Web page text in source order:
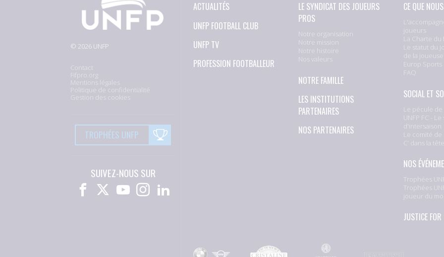
© 2026 UNFP
Contact
Fifpro.org
Mentions légales
Politique de confidentialité
Gestion des cookies
TROPHÉES UNFP
SUIVEZ-NOUS SUR
ACTUALITÉS
UNFP FOOTBALL CLUB
UNFP TV
PROFESSION FOOTBALLEUR
LE SYNDICAT DES JOUEURS
PROS
Notre organisation
Notre mission
Notre histoire
Nos valeurs
NOTRE FAMILLE
LES INSTITUTIONS
PARTENAIRES
NOS PARTENAIRES
CE QUE
joueurs
La Charte du
Le statut du
de la
Europ
FAQ
SOCIAL ET
Le pécule
UNFP FC -
d'intersaison
Le comité
C’ dans la tête
NOS
Trophées
Trophées
joueur du
JUSTICE FOR